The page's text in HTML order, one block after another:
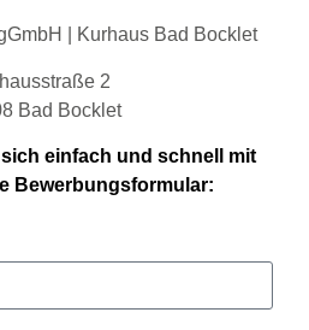
| Kurhaus Bad Bocklet
2
Bad Bocklet
einfach und schnell mit
Bewerbungsformular: